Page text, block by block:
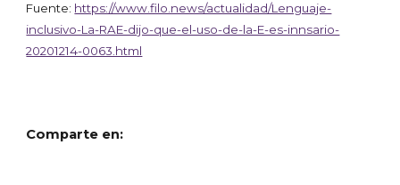
Fuente: https://www.filo.news/actualidad/Lenguaje-
inclusivo-La-RAE-dijo-que-el-uso-de-la-E-es-innsario-
20201214-0063.html
Comparte en: